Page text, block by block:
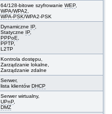
64/128-bitowe szyfrowanieWEP,
WPA/WPA2,
WPA-PSK/WPA2-PSK
Dynamiczne IP,
Statyczne IP,
PPPoE,
PPTP,
L2TP
Kontrola dostępu,
Zarządzanie lokalne,
Zarządzanie zdalne
Serwer,
lista klientówDHCP
Serwer wirtualny,
UPnP,
DMZ